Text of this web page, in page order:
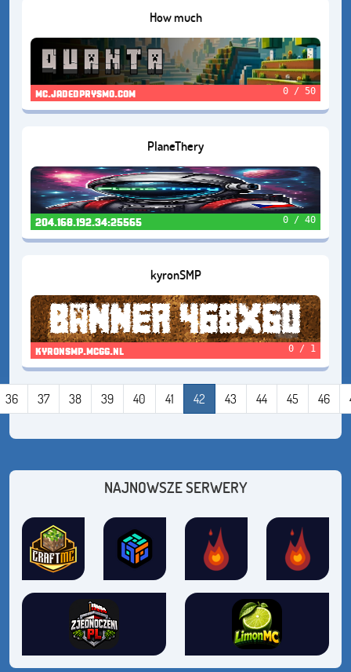
How much
mc.jadedprysmo.com 0 / 50
PlaneThery
204.168.192.34:25565 0 / 40
kyronSMP
kyronsmp.mcgg.nl 0 / 1
36 37 38 39 40 41 42 43 44 45 46
NAJNOWSZE SERWERY